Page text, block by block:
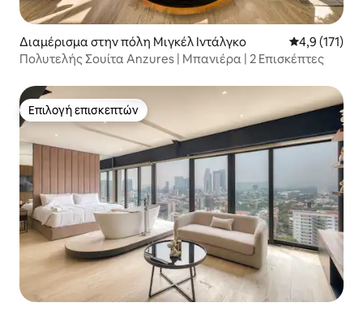
Διαμέρισμα στην πόλη Μιγκέλ Ιντάλγκο Μέση
4,9 (171)
Πολυτελής Σουίτα Anzures | Μπανιέρα | 2 Επισκέπτες
Επιλογή επισκεπτών
Επιλογή επισκεπτών